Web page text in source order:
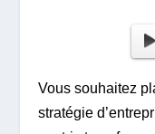
Vous souhaitez
stratégie